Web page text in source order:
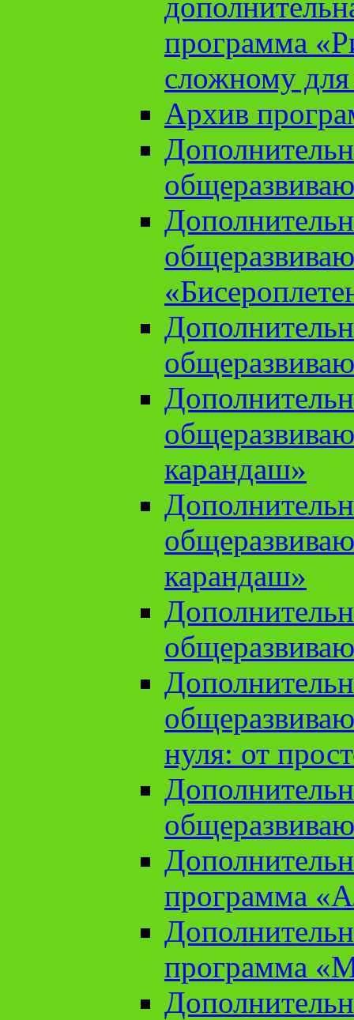
программа
сложному
Архив
карандаш»
карандаш»
нуля: от
программа
программа